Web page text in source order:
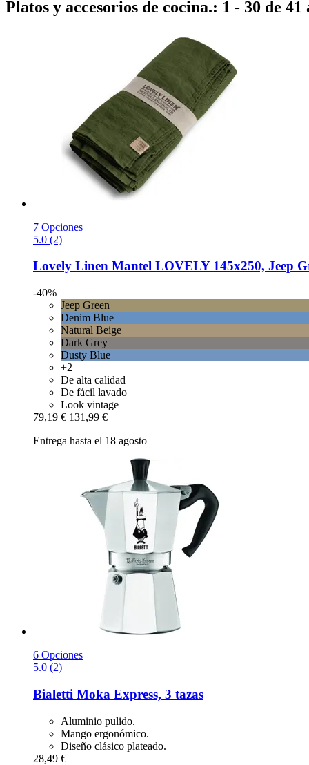
Platos y accesorios de cocina.: 1 - 30 de
7 Opciones
5.0 (2)
Lovely Linen Mantel LOVELY 145x250, Jeep
-40%
Jeep Green
Denim Blue
Natural Beige
Dark Grey
Dusty Blue
+2
De alta calidad
De fácil lavado
Look vintage
79,19 € 131,99 €
Entrega hasta el 18 agosto
6 Opciones
5.0 (2)
Bialetti Moka Express, 3 tazas
Aluminio pulido.
Mango ergonómico.
Diseño clásico plateado.
28,49 €